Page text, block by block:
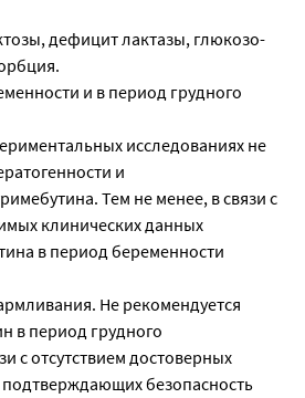
дефицит лактазы, глюкозо-
и в период грудного
исследованиях не
и
Тем не менее, в связи с
клинических данных
в период беременности
Не рекомендуется
в период грудного
с отсутствием достоверных
безопасность